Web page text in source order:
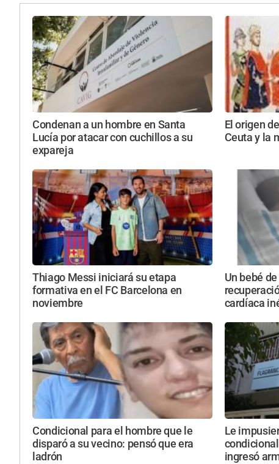
Condenan a un hombre en Santa
Lucía por atacar con cuchillos a su
expareja
El origen
Ceuta y la
Thiago Messi iniciará su etapa
formativa en el FC Barcelona en
noviembre
Un bebé
cardíaca
Condicional para el hombre que le
disparó a su vecino: pensó que era
ladrón
Le
ingresó